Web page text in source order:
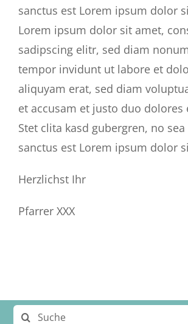
sanctus est Lorem ipsum dolor
Lorem ipsum dolor sit amet,
sadipscing elitr, sed diam
tempor invidunt ut labore et
aliquyam erat, sed diam
et accusam et justo duo dolores
Stet clita kasd gubergren, no
sanctus est Lorem ipsum dolor
Herzlichst Ihr
Pfarrer XXX
Suche